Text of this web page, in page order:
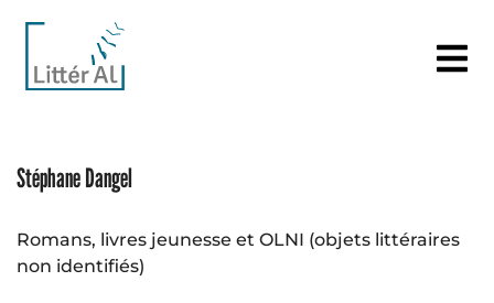
Stéphane Dangel
Romans, livres jeunesse et OLNI (objets littéraires
non identifiés)